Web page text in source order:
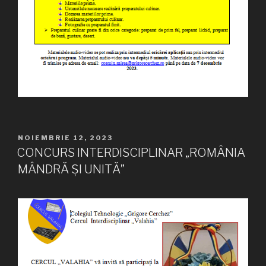
PUBLICAT
PE
NOIEMBRIE 12, 2023
CONCURS INTERDISCIPLINAR „ROMÂNIA
MÂNDRĂ ȘI UNITĂ”